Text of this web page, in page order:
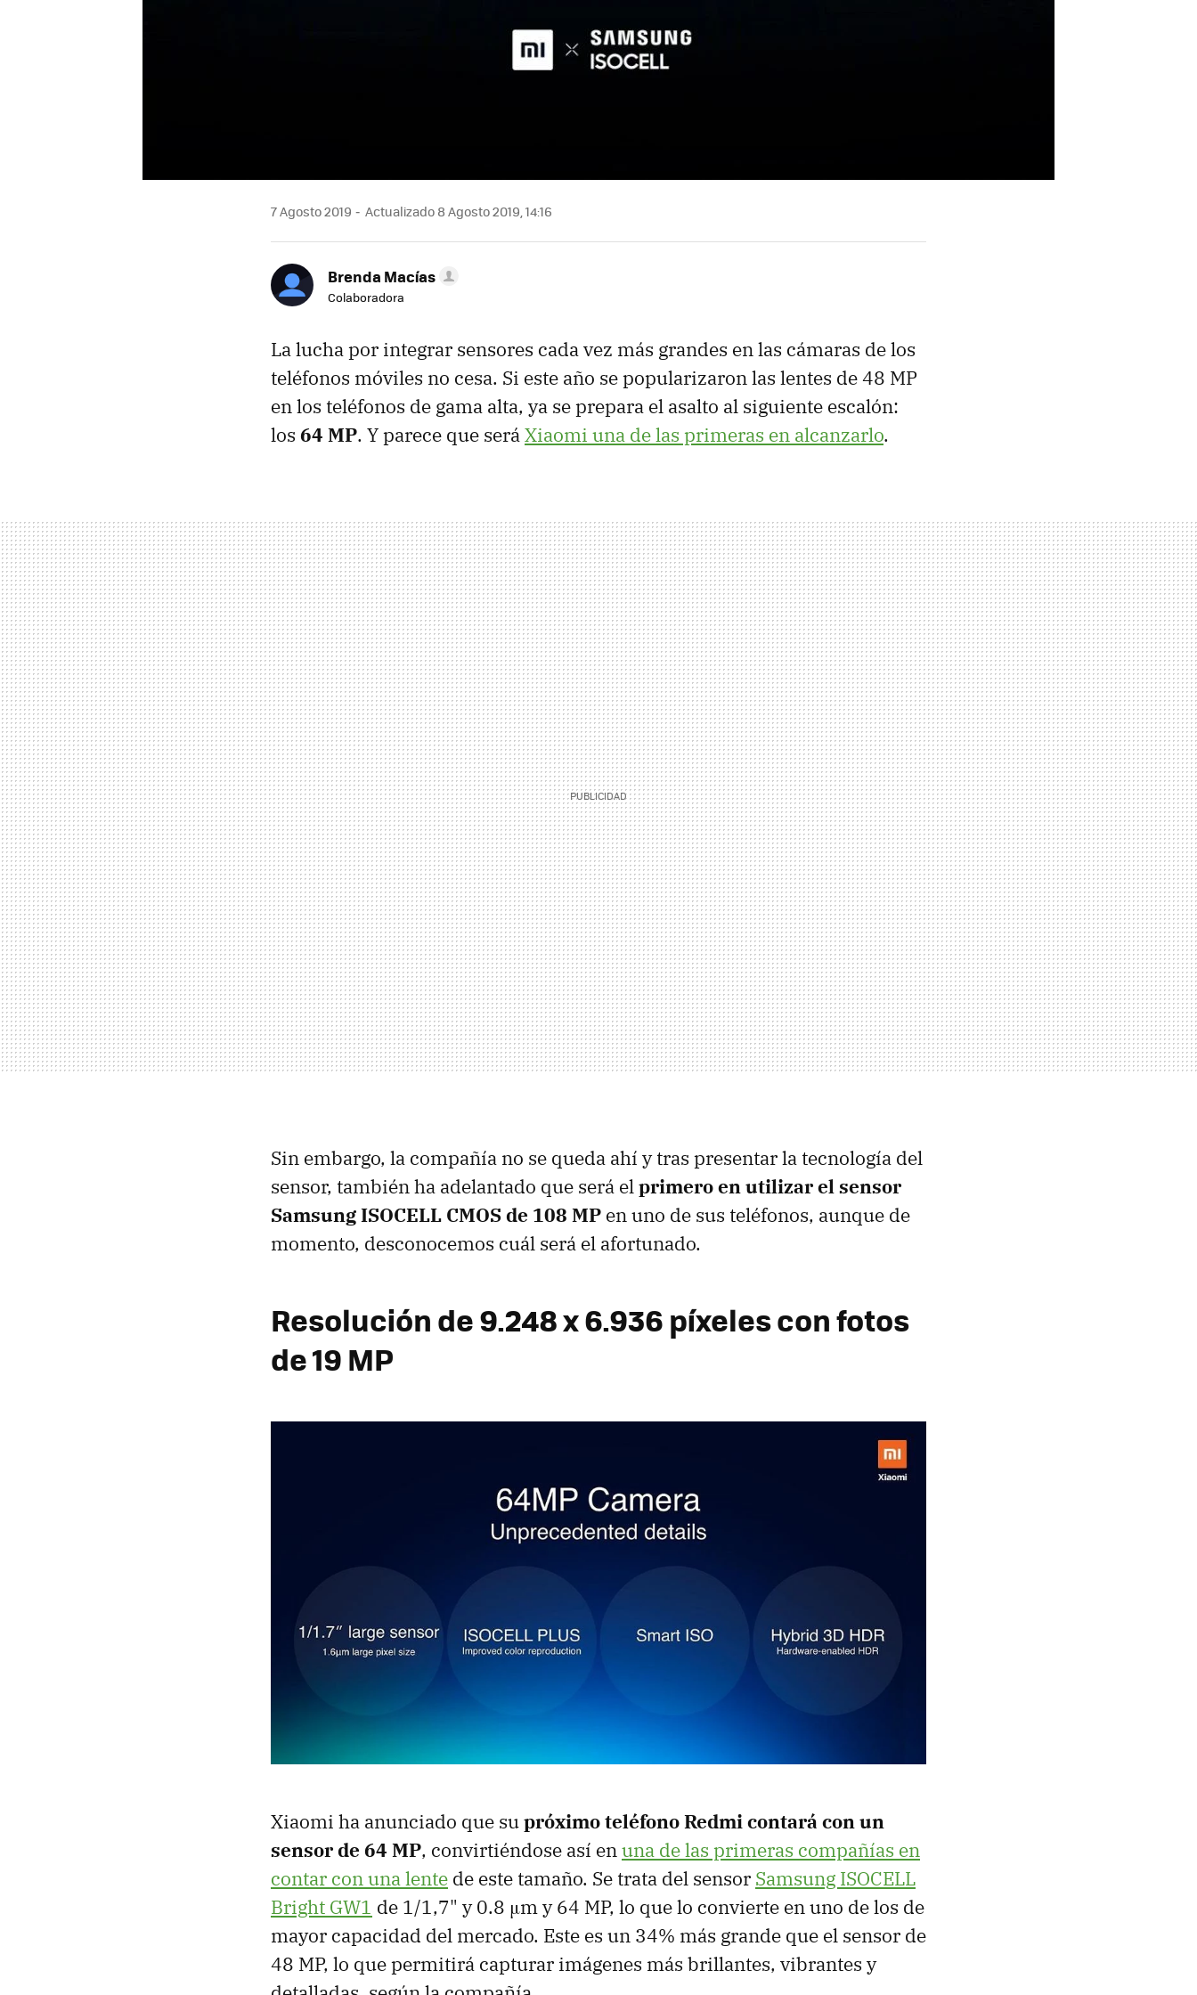
7 Agosto 2019 Actualizado 8 Agosto 2019, 14:16
Brenda Macías
Colaboradora
La lucha por integrar sensores cada vez más grandes en las cámaras de los
teléfonos móviles no cesa. Si este año se popularizaron las lentes de 48 MP
en los teléfonos de gama alta, ya se prepara el asalto al siguiente escalón:
los 64 MP. Y parece que seráXiaomi una de las primeras en alcanzarlo.
Sin embargo, la compañía no se queda ahí y tras presentar la tecnología del
sensor, también ha adelantado que será elprimero en utilizar el sensor
Samsung ISOCELL CMOS de 108 MP en uno de sus teléfonos, aunque de
momento, desconocemos cuál será el afortunado.
Resolución de 9.248 x 6.936 píxeles con fotos
de 19 MP
Xiaomi ha anunciado que supróximo teléfono Redmi contará con un
sensor de 64 MP, convirtiéndose así enuna de las primeras compañías en
contar con una lente de este tamaño. Se trata del sensor Samsung ISOCELL
Bright GW1 de 1/1,7" y 0.8 μm y 64 MP, lo que lo convierte en uno de los de
mayor capacidad del mercado. Este es un 34% más grande que el sensor de
48 MP, lo que permitirá capturar imágenes más brillantes, vibrantes y